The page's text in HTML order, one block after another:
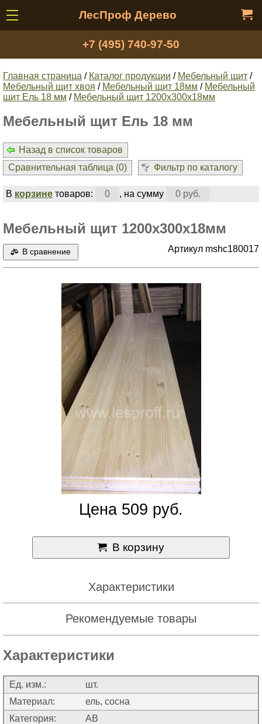
ЛесПроф Дерево
+7 (495) 740-97-50
Главная страница / Каталог продукции / Мебельный щит /
Мебельный щит хвоя / Мебельный щит 18мм / Мебельный
щит Ель 18 мм / Мебельный щит 1200x300х18мм
Мебельный щит Ель 18 мм
Назад в список товаров
Сравнительная таблица (0) Фильтр по каталогу
В корзинетоваров: 0 , на сумму 0 руб.
Мебельный щит 1200x300х18мм
В сравнение Артикул mshc180017
Цена 509 руб.
В корзину
Характеристики
Рекомендуемые товары
Характеристики
Ед. изм.:
шт.
Материал:
ель, сосна
Категория:
АВ